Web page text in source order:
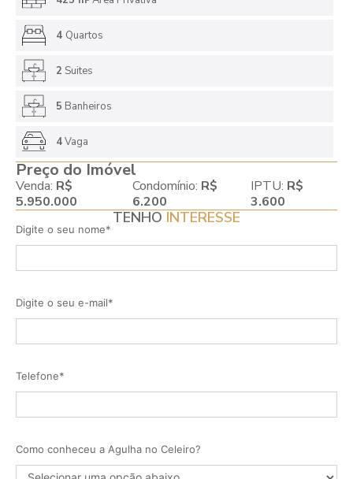
4 Quartos
2 Suites
5 Banheiros
4Vaga
Preço do Imóvel
Venda: R$
5.950.000
Condomínio: R$
6.200
IPTU: R$
3.600
TENHO INTERESSE
Digite o seu nome*
Digite o seu e-mail*
Telefone*
Como conheceu a Agulha no Celeiro?